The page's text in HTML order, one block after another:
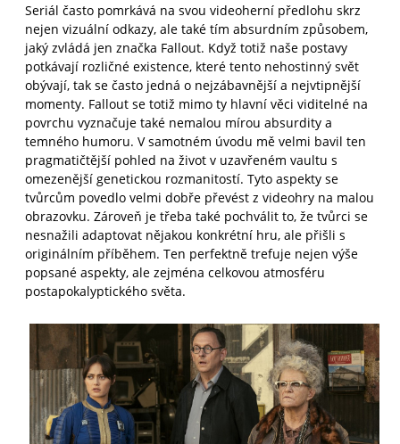
Seriál často pomrkává na svou videoherní předlohu skrz
nejen vizuální odkazy, ale také tím absurdním způsobem,
jaký zvládá jen značka Fallout. Když totiž naše postavy
potkávají rozličné existence, které tento nehostinný svět
obývají, tak se často jedná o nejzábavnější a nejvtipnější
momenty. Fallout se totiž mimo ty hlavní věci viditelné na
povrchu vyznačuje také nemalou mírou absurdity a
temného humoru. V samotném úvodu mě velmi bavil ten
pragmatičtější pohled na život v uzavřeném vaultu s
omezenější genetickou rozmanitostí. Tyto aspekty se
tvůrcům povedlo velmi dobře převést z videohry na malou
obrazovku. Zároveň je třeba také pochválit to, že tvůrci se
nesnažili adaptovat nějakou konkrétní hru, ale přišli s
originálním příběhem. Ten perfektně trefuje nejen výše
popsané aspekty, ale zejména celkovou atmosféru
postapokalyptického světa.